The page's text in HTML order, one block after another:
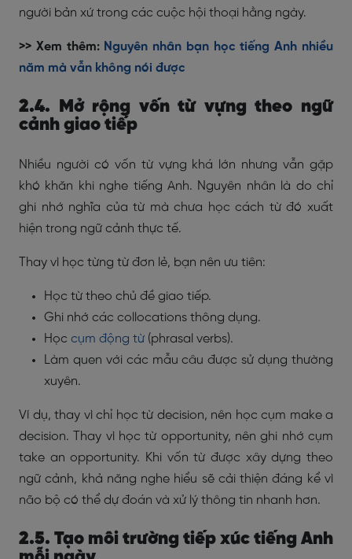
người bản xứ trong các cuộc hội thoại hằng ngày.
>> Xem thêm: Nguyên nhân bạn học tiếng Anh nhiều
năm mà vẫn không nói được
2.4. Mở rộng vốn từ vựng theo ngữ
cảnh giao tiếp
Nhiều người có vốn từ vựng khá lớn nhưng vẫn gặp
khó khăn khi nghe tiếng Anh. Nguyên nhân là do chỉ
ghi nhớ nghĩa của từ mà chưa học cách từ đó xuất
hiện trong ngữ cảnh thực tế.
Thay vì học từng từ đơn lẻ, bạn nên ưu tiên:
Học từ theo chủ đề giao tiếp.
Ghi nhớ các collocations thông dụng.
Học cụm động từ (phrasal verbs).
Làm quen với các mẫu câu được sử dụng thường
xuyên.
Ví dụ, thay vì chỉ học từ decision, nên học cụm make a
decision. Thay vì học từ opportunity, nên ghi nhớ cụm
take an opportunity. Khi vốn từ được xây dựng theo
ngữ cảnh, khả năng nghe hiểu sẽ cải thiện đáng kể vì
não bộ có thể dự đoán và xử lý thông tin nhanh hơn.
2.5. Tạo môi trường tiếp xúc tiếng Anh